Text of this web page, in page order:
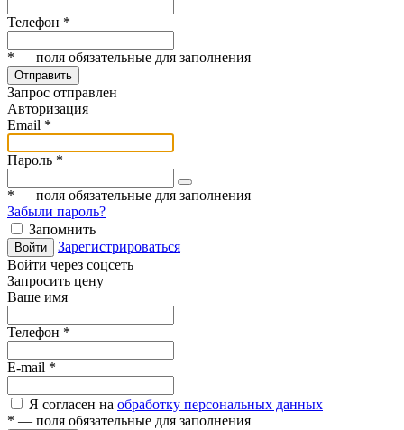
Телефон *
* — поля обязательные для заполнения
Отправить
Запрос отправлен
Авторизация
Email *
Пароль *
* — поля обязательные для заполнения
Забыли пароль?
Запомнить
Войти
Зарегистрироваться
Войти через соцсеть
Запросить цену
Ваше имя
Телефон *
E-mail *
Я согласен на обработку персональных данных
* — поля обязательные для заполнения